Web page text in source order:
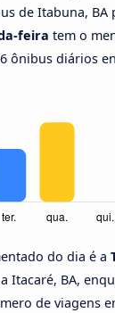
de Itabuna, BA
feira tem o
ônibus diários
do dia é a
Itacaré, BA,
de viagens